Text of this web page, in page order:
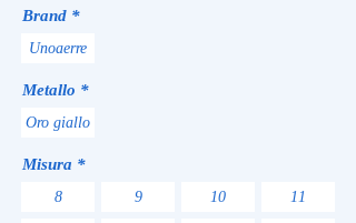
Brand *
Unoaerre
Metallo *
Oro giallo
Misura *
8 9 10 11